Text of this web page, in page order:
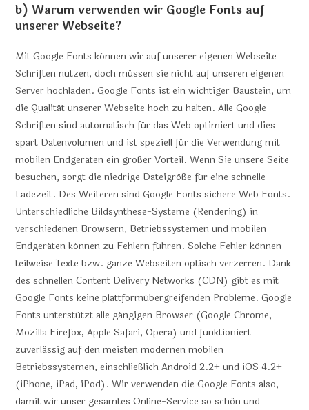
b) Warum verwenden wir Google Fonts auf
unserer Webseite?
Mit Google Fonts können wir auf unserer eigenen Webseite
Schriften nutzen, doch müssen sie nicht auf unseren eigenen
Server hochladen. Google Fonts ist ein wichtiger Baustein, um
die Qualität unserer Webseite hoch zu halten. Alle Google-
Schriften sind automatisch für das Web optimiert und dies
spart Datenvolumen und ist speziell für die Verwendung mit
mobilen Endgeräten ein großer Vorteil. Wenn Sie unsere Seite
besuchen, sorgt die niedrige Dateigröße für eine schnelle
Ladezeit. Des Weiteren sind Google Fonts sichere Web Fonts.
Unterschiedliche Bildsynthese-Systeme (Rendering) in
verschiedenen Browsern, Betriebssystemen und mobilen
Endgeräten können zu Fehlern führen. Solche Fehler können
teilweise Texte bzw. ganze Webseiten optisch verzerren. Dank
des schnellen Content Delivery Networks (CDN) gibt es mit
Google Fonts keine plattformübergreifenden Probleme. Google
Fonts unterstützt alle gängigen Browser (Google Chrome,
Mozilla Firefox, Apple Safari, Opera) und funktioniert
zuverlässig auf den meisten modernen mobilen
Betriebssystemen, einschließlich Android 2.2+ und iOS 4.2+
(iPhone, iPad, iPod). Wir verwenden die Google Fonts also,
damit wir unser gesamtes Online-Service so schön und